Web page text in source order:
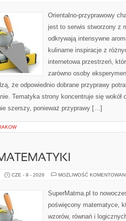
Orientalno-przyprawowy
jest to serwis stworzony z
odkrywają intensywne
kulinarne inspiracje z
internetowa przestrzeń,
zarówno osoby
że odpowiednio dobrane przyprawy
Tematyka strony koncentruje się wokół
szerszy, ponieważ przyprawy […]
CZE - 9 - 2026 MOŻLIWOŚĆ
SuperMatma.pl to
poświęcony matematyce,
wzorów, równań i